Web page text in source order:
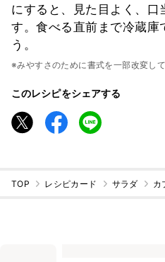
にすると、見た目よく、口
す。食べる直前まで冷蔵庫
う。
※みやすさのために書式を一部改変して
このレシピをシェアする
TOP レシピカード サラダ カ